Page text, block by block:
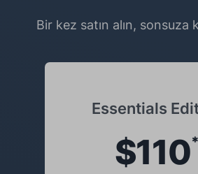
Bir kez satın alın, sonsuza
Essentials
$110*